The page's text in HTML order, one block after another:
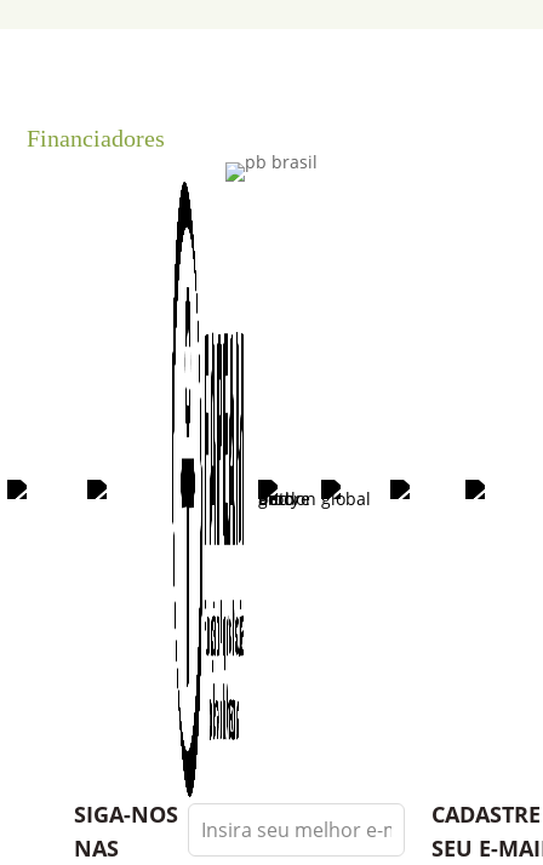
Financiadores
SIGA-NOS
NAS
Leave
this
CADASTRE
SEU E-